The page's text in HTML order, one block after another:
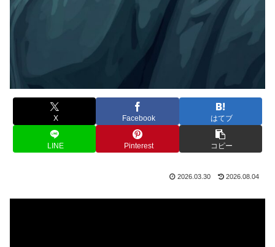
X Facebook はてブ
LINE Pinterest コピー
2026.03.30 2026.08.04